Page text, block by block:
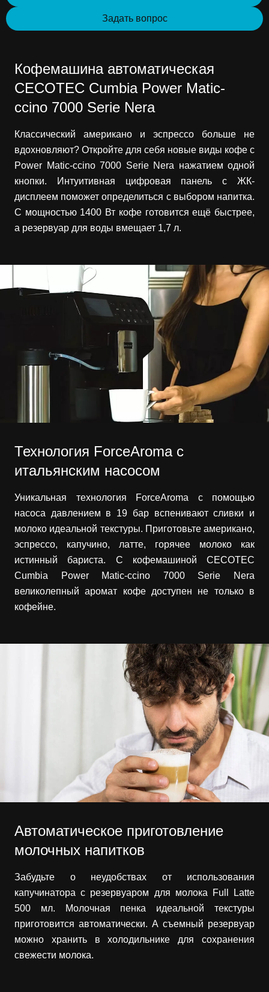
Задать вопрос
Кофемашина автоматическая
CECOTEC Cumbia Power Matic-
ccino 7000 Serie Nera
Классический американо и эспрессо больше не
вдохновляют? Откройте для себя новые виды кофе с
Power Matic-ccino 7000 Serie Nera нажатием одной
кнопки. Интуитивная цифровая панель с ЖК-
дисплеем поможет определиться с выбором напитка.
С мощностью 1400 Вт кофе готовится ещё быстрее,
а резервуар для воды вмещает 1,7 л.
Технология ForceAroma с
итальянским насосом
Уникальная технология ForceAroma с помощью
насоса давлением в 19 бар вспенивают сливки и
молоко идеальной текстуры. Приготовьте американо,
эспрессо, капучино, латте, горячее молоко как
истинный бариста. С кофемашиной CECOTEC
Cumbia Power Matic-ccino 7000 Serie Nera
великолепный аромат кофе доступен не только в
кофейне.
Автоматическое приготовление
молочных напитков
Забудьте о неудобствах от использования
капучинатора с резервуаром для молока Full Latte
500 мл. Молочная пенка идеальной текстуры
приготовится автоматически. А съемный резервуар
можно хранить в холодильнике для сохранения
свежести молока.